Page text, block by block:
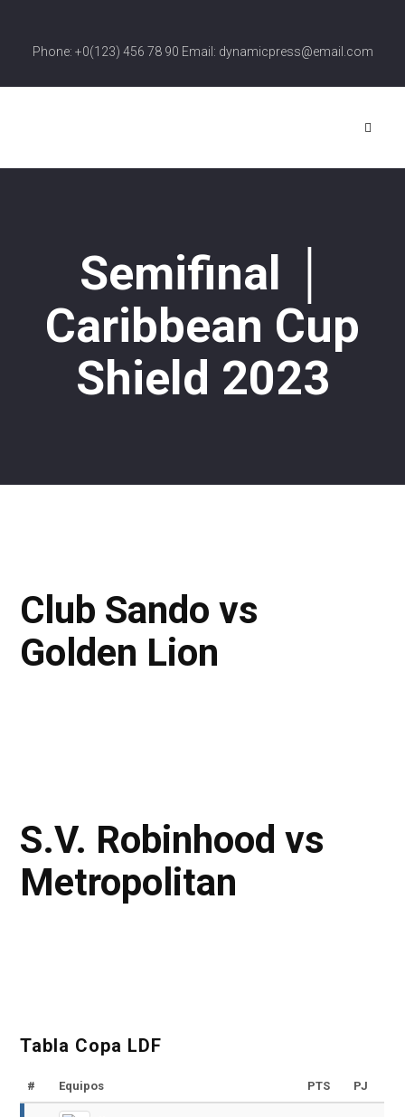
Phone: +0(123) 456 78 90 Email: dynamicpress@email.com
Semifinal │
Caribbean Cup
Shield 2023
Club Sando vs
Golden Lion
S.V. Robinhood vs
Metropolitan
Tabla Copa LDF
# Equipos PTS PJ